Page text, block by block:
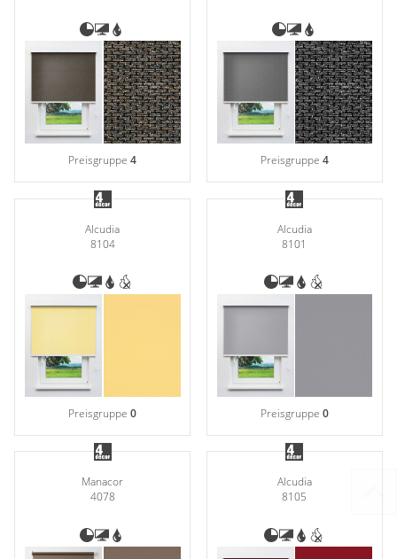
Preisgruppe4 Preisgruppe 4
Alcudia
8104
Preisgruppe0
Alcudia
8101
Preisgruppe 0
Manacor
4078
Alcudia
8105